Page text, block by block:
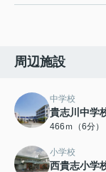
周辺施設
中学校
貴志川中学
466ｍ（6分）
小学校
西貴志小学